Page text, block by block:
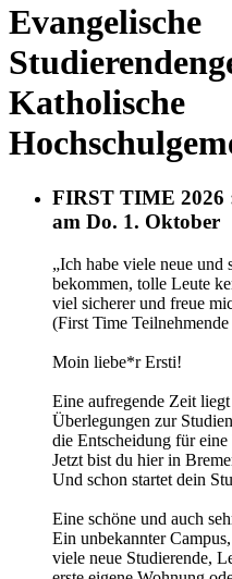
Evangelische
Katholische
FIRST TIME 2026
am Do. 1. Oktober
„Ich habe viele neue und
bekommen, tolle Leute
viel sicherer und freue
(First Time
Moin liebe*r Ersti!
Eine aufregende Zeit
Überlegungen zur
die Entscheidung für
Jetzt bist du hier in
Und schon startet dein
Eine schöne und auch
Ein unbekannter
viele neue Studierende,